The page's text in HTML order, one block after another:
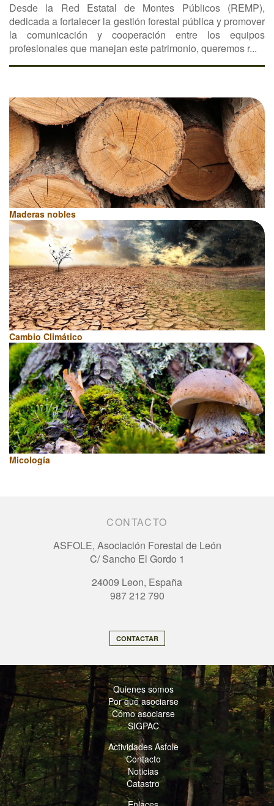
Desde la Red Estatal de Montes Públicos (REMP),
dedicada a fortalecer la gestión forestal pública y promover
la comunicación y cooperación entre los equipos
profesionales que manejan este patrimonio, queremos r...
Maderas nobles
Cambio Climático
Micología
CONTACTO
ASFOLE, Asociación Forestal de León
C/ Sancho El Gordo 1
24009 Leon, España
987 212 790
CONTACTAR
Quienes somos
Por qué asociarse
Cómo asociarse
SIGPAC
Actividades Asfole
Contacto
Noticias
Catastro